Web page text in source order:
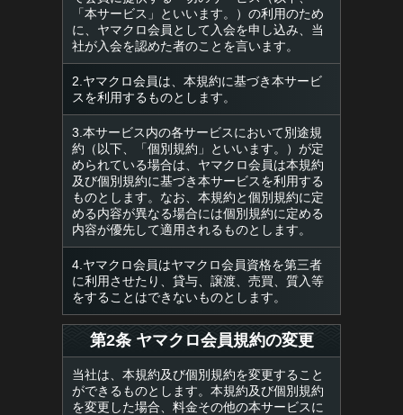
「本サービス」といいます。）の利用のため
に、ヤマクロ会員として入会を申し込み、当
社が入会を認めた者のことを言います。
2.ヤマクロ会員は、本規約に基づき本サービ
スを利用するものとします。
3.本サービス内の各サービスにおいて別途規
約（以下、「個別規約」といいます。）が定
められている場合は、ヤマクロ会員は本規約
及び個別規約に基づき本サービスを利用する
ものとします。なお、本規約と個別規約に定
める内容が異なる場合には個別規約に定める
内容が優先して適用されるものとします。
4.ヤマクロ会員はヤマクロ会員資格を第三者
に利用させたり、貸与、譲渡、売買、質入等
をすることはできないものとします。
第2条 ヤマクロ会員規約の変更
当社は、本規約及び個別規約を変更すること
ができるものとします。本規約及び個別規約
を変更した場合、料金その他の本サービスに